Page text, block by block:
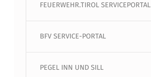
FEUERWEHR.TIROL SERVICEPORTAL
BFV SERVICE-PORTAL
PEGEL INN UND SILL